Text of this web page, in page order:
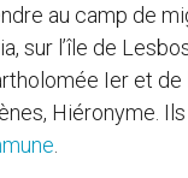
au camp de
sur l’île de
Ier et de
Hiéronyme.